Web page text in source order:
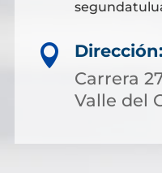

Dirección:
Carrera
Valle del